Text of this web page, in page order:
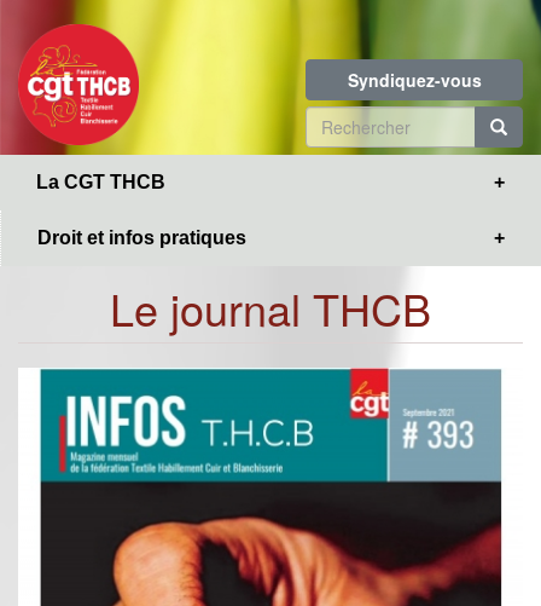
contenu
principal
Syndiquez-vous
Formulaire
de
La CGT THCB
Droit et infos pratiques
Le journal THCB